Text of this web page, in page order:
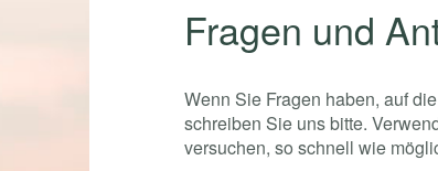
Fragen und
Wenn Sie Fragen haben, auf
schreiben Sie uns bitte.
versuchen, so schnell wie